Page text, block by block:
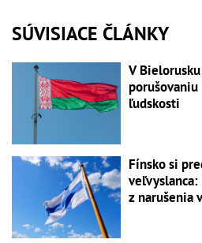
SÚVISIACE ČLÁNKY
V
ľudskosti
Fínsko si
z narušenia